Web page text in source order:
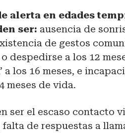
alerta en edades
ser: ausencia de
de gestos
despedirse a los 12
a los 16 meses, e
meses de vida.
ser el escaso contacto
de respuestas a